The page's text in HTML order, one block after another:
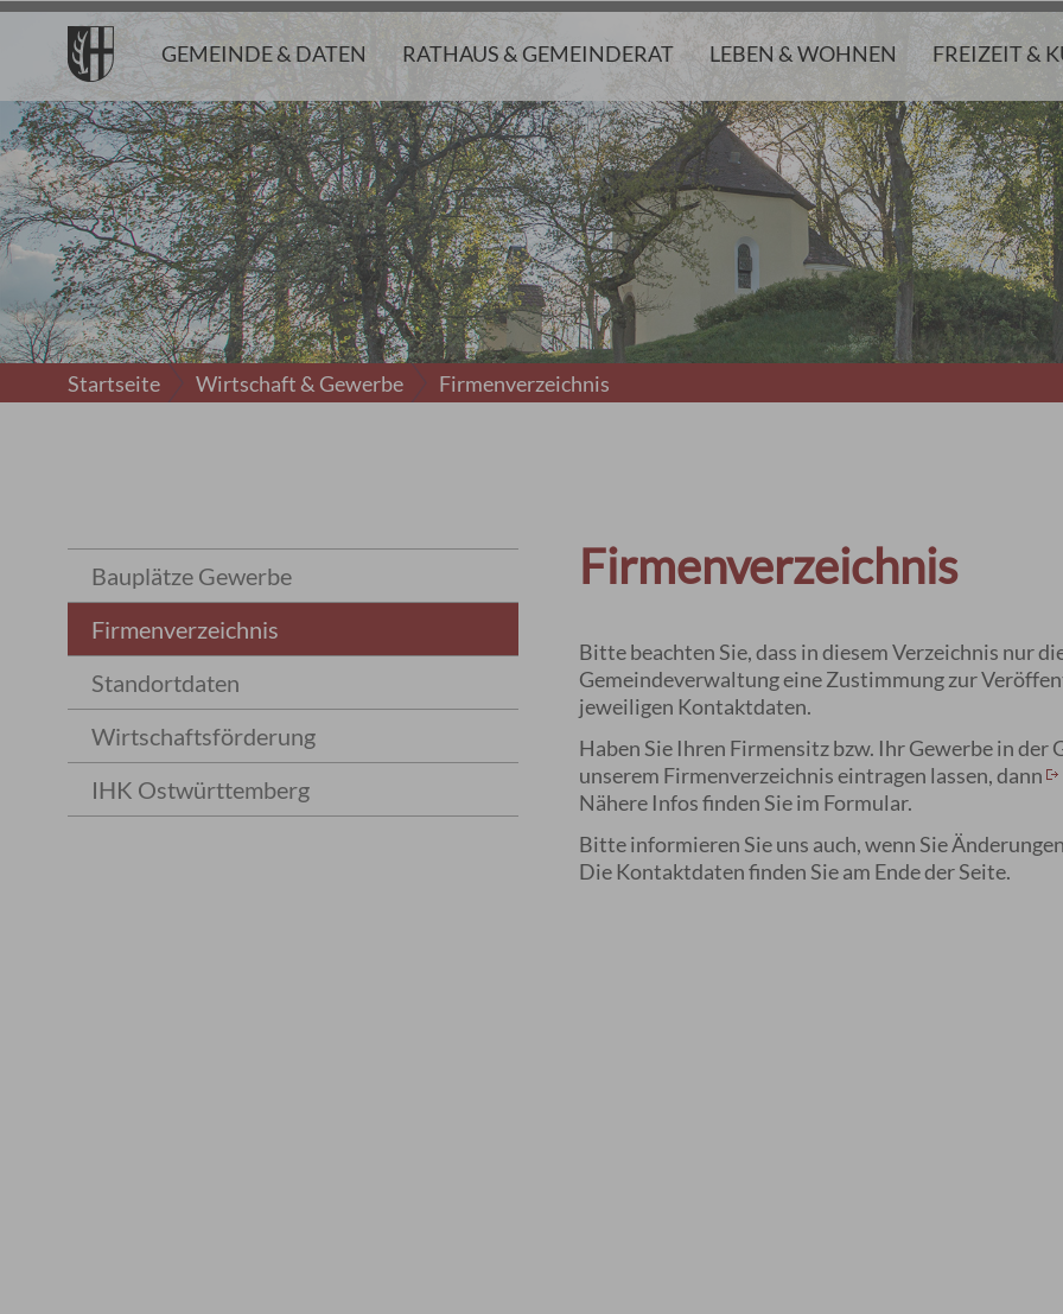
GEMEINDE & DATEN RATHAUS & GEMEINDERAT LEBEN & WOHNEN FREIZEIT &
Startseite Wirtschaft & Gewerbe Firmenverzeichnis
Bauplätze Gewerbe
Firmenverzeichnis
Standortdaten
Wirtschaftsförderung
IHK Ostwürttemberg
Firmenverzeichnis
Bitte beachten Sie, dass in diesem Verzeichnis nur
Gemeindeverwaltung eine Zustimmung zur
jeweiligen Kontaktdaten.
Haben Sie Ihren Firmensitz bzw. Ihr Gewerbe in
unserem Firmenverzeichnis eintragen lassen, dann
Nähere Infos finden Sie im Formular.
Bitte informieren Sie uns auch, wenn Sie
Die Kontaktdaten finden Sie am Ende der Seite.